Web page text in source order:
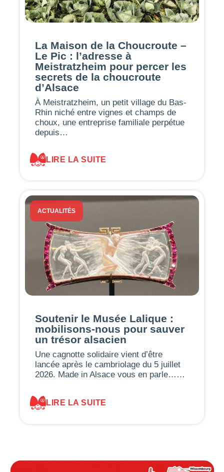
La Maison de la Choucroute –
Le Pic : l’adresse à
Meistratzheim pour percer les
secrets de la choucroute
d’Alsace
À Meistratzheim, un petit village du Bas-
Rhin niché entre vignes et champs de
choux, une entreprise familiale perpétue
depuis…
LIRE LA SUITE
ACTUALITÉS
Soutenir le Musée Lalique :
mobilisons-nous pour sauver
un trésor alsacien
Une cagnotte solidaire vient d’être
lancée après le cambriolage du 5 juillet
2026. Made in Alsace vous en parle……
LIRE LA SUITE